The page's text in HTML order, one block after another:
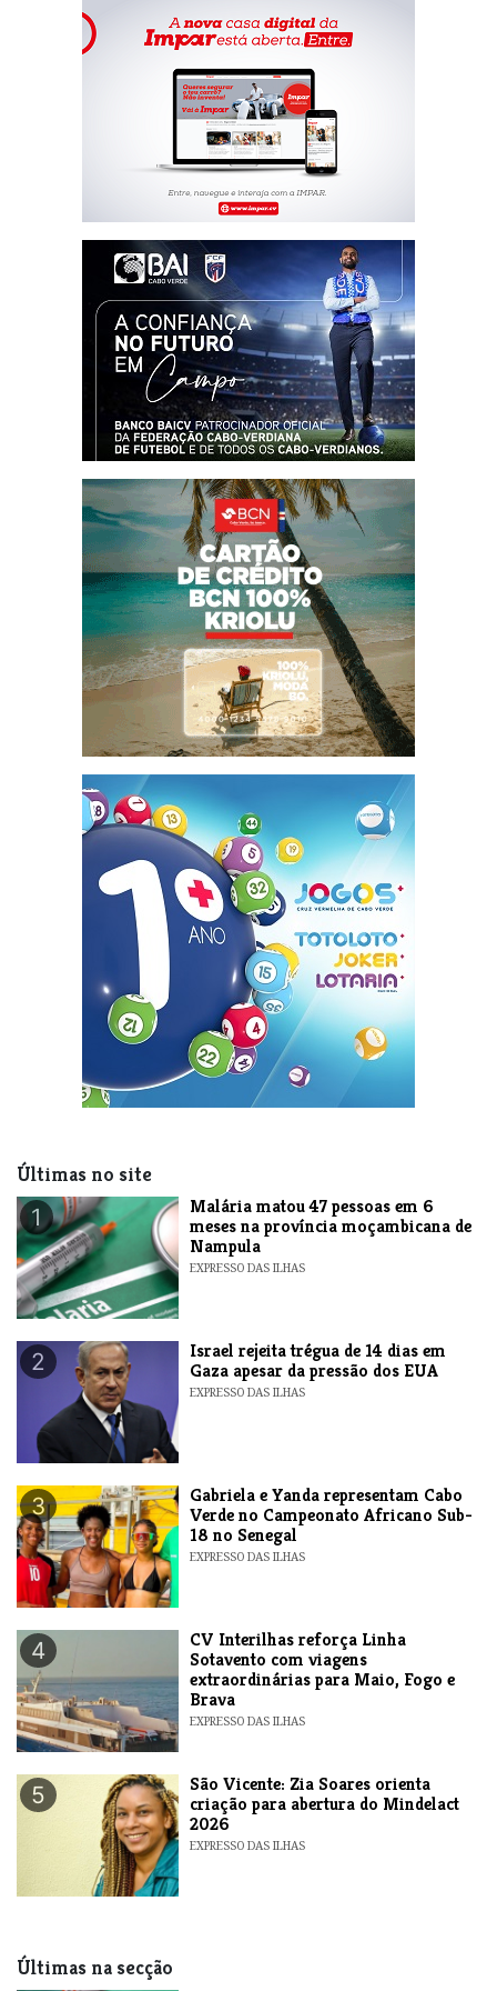
Últimas no site
1
​Malária matou 47 pessoas em 6
meses na província moçambicana de
Nampula
EXPRESSO DAS ILHAS
2
​Israel rejeita trégua de 14 dias em
Gaza apesar da pressão dos EUA
EXPRESSO DAS ILHAS
3
Gabriela e Yanda representam Cabo
Verde no Campeonato Africano Sub-
18 no Senegal
EXPRESSO DAS ILHAS
4
​CV Interilhas reforça Linha
Sotavento com viagens
extraordinárias para Maio, Fogo e
Brava
EXPRESSO DAS ILHAS
5
São Vicente: Zia Soares orienta
criação para abertura do Mindelact
2026
EXPRESSO DAS ILHAS
Últimas na secção